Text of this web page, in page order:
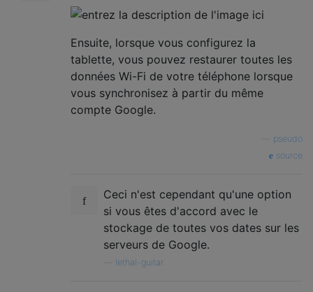
Ensuite, lorsque vous configurez la
tablette, vous pouvez restaurer toutes les
données Wi-Fi de votre téléphone lorsque
vous synchronisez à partir du même
compte Google.
pseudo
source
Ceci n'est cependant qu'une option
si vous êtes d'accord avec le
stockage de toutes vos dates sur les
serveurs de Google.
lethal-guitar